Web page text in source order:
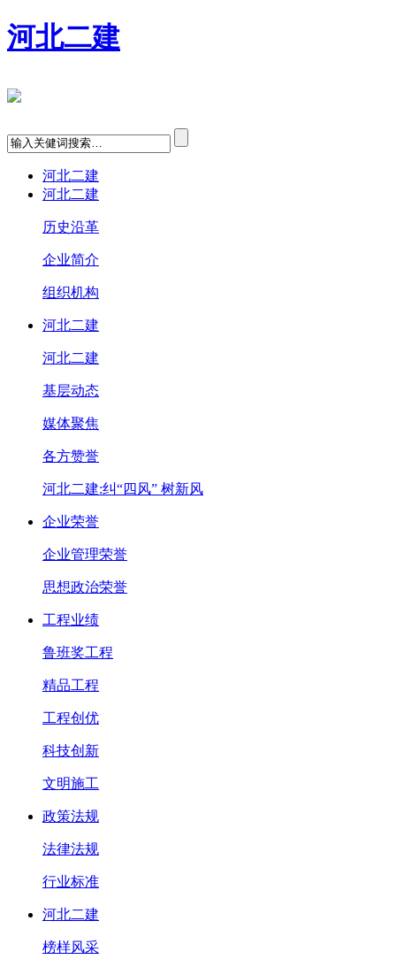
河北二建
河北二建
河北二建
历史沿革
企业简介
组织机构
河北二建
河北二建
基层动态
媒体聚焦
各方赞誉
河北二建:纠“四风” 树新风
企业荣誉
企业管理荣誉
思想政治荣誉
工程业绩
鲁班奖工程
精品工程
工程创优
科技创新
文明施工
政策法规
法律法规
行业标准
河北二建
榜样风采